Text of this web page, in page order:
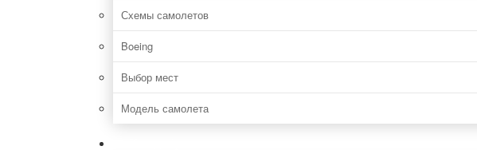
Схемы самолетов
Boeing
Выбор мест
Модель самолета